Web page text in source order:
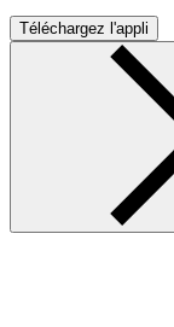
Téléchargez l'appli